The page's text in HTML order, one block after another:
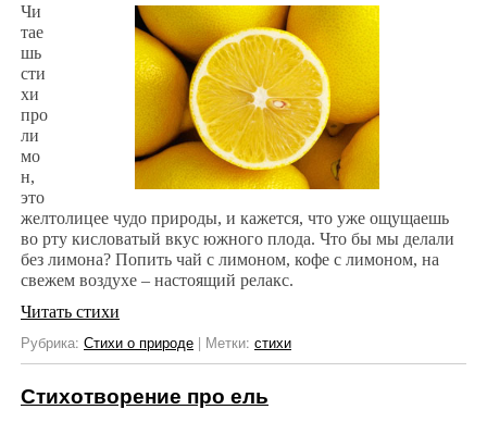
Чи
тае
шь
сти
хи
про
ли
мо
н,
это
желтолицее чудо природы, и кажется, что уже ощущаешь
во рту кисловатый вкус южного плода. Что бы мы делали
без лимона? Попить чай с лимоном, кофе с лимоном, на
свежем воздухе – настоящий релакс.
Читать стихи
Рубрика: Стихи о природе | Метки: стихи
Стихотворение про ель